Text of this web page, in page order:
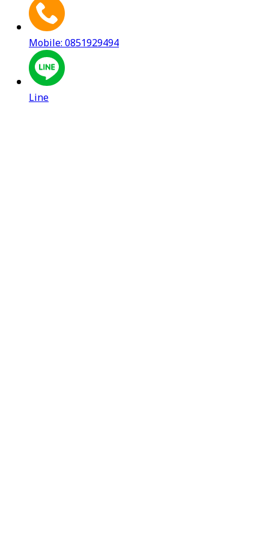
Mobile: 0851929494
Line